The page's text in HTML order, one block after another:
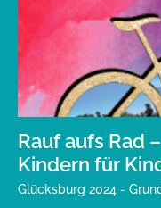
Rauf aufs Rad
Kindern für
Glücksburg 2024 -